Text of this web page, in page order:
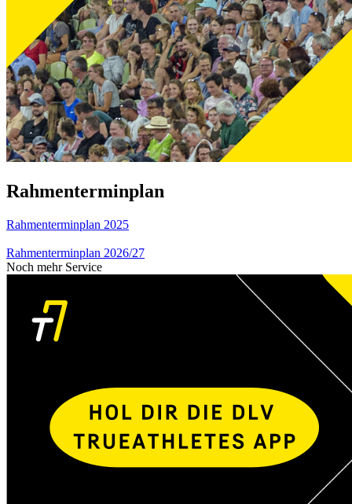
Rahmenterminplan
Rahmenterminplan 2025
Rahmenterminplan 2026/27
Noch mehr Service